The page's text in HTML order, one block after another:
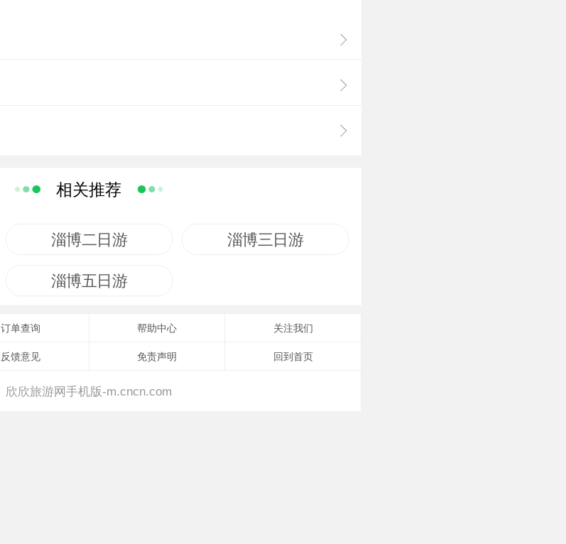
相关推荐
淄博二日游 淄博三日游
淄博五日游
订单查询 帮助中心 关注我们
反馈意见 免责声明 回到首页
欣欣旅游网手机版-m.cncn.com